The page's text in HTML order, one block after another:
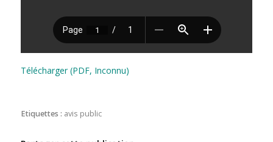
Télécharger (PDF, Inconnu)
Etiquettes : avis public